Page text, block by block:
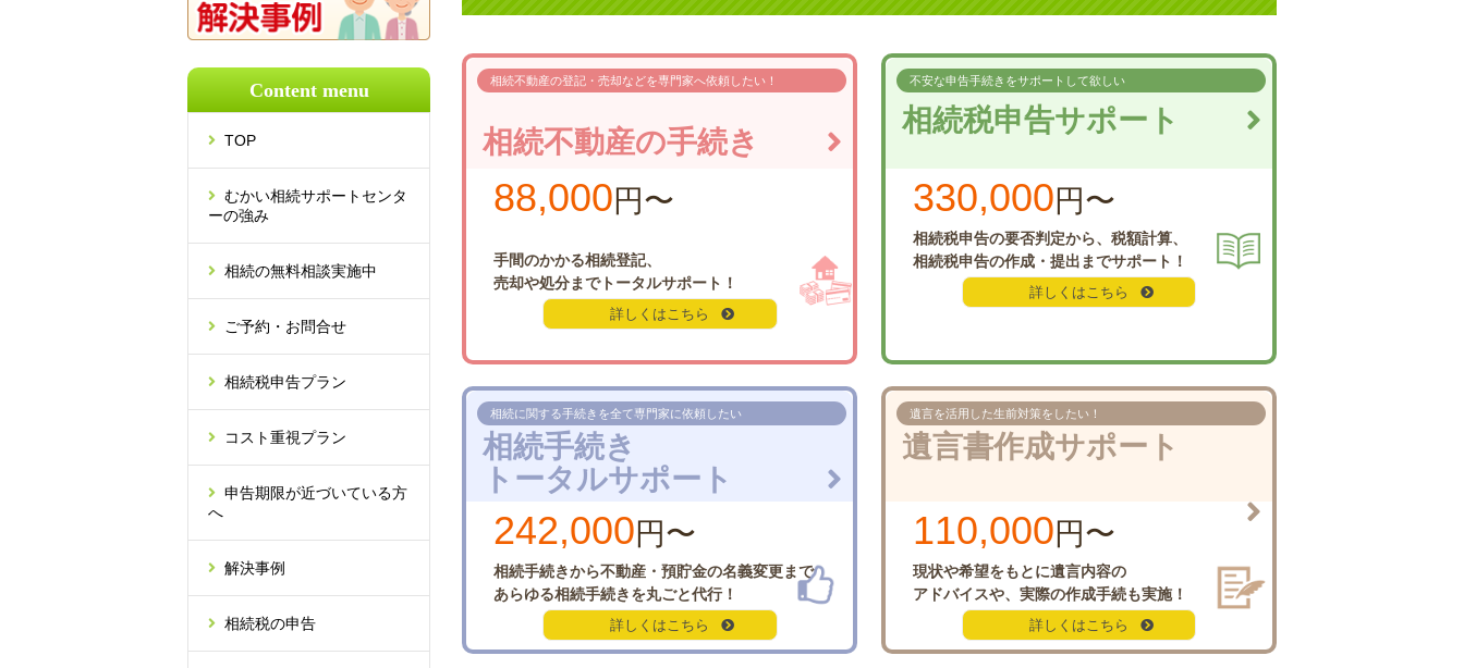
相続不動産の登記・売却などを専門家へ依頼したい！
相続不動産の手続き
88,000円〜
手間のかかる相続登記、
売却や処分までトータルサポート！
詳しくはこちら
不安な申告手続きをサポートして欲しい
相続税申告サポート
330,000円〜
相続税申告の要否判定から、 税額計算、
相続税申告の作成・提出までサポート！
詳しくはこちら
相続に関する手続きを全て専門家に依頼したい
相続手続き
トータルサポート
242,000円〜
相続手続きから不動産・預貯金の名義変更まで
あらゆる相続手続きを丸ごと代行！
詳しくはこちら
遺言を活用した生前対策をしたい！
遺言書作成サポート
110,000円〜
現状や希望をもとに遺言内容の
アドバイスや、 実際の作成手続も実施！
詳しくはこちら
Content menu
TOP
むかい相続サポートセンタ
ーの強み
相続の無料相談実施中
ご予約・お問合せ
相続税申告プラン
コスト重視プラン
申告期限が近づいている方
へ
解決事例
相続税の申告